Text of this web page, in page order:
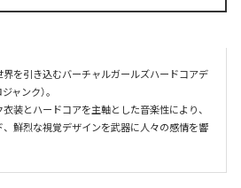
を引き込むバーチャルガールズハードコアデ
ャンク）。
装とハードコアを主軸とした音楽性により、
鮮烈な視覚デザインを武器に人々の感情を響